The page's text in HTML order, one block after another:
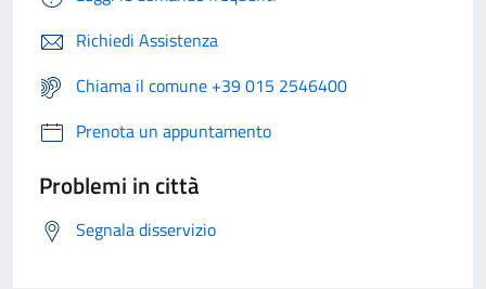
Richiedi Assistenza
Chiama il comune +39 015 2546400
Prenota un appuntamento
Problemi in città
Segnala disservizio